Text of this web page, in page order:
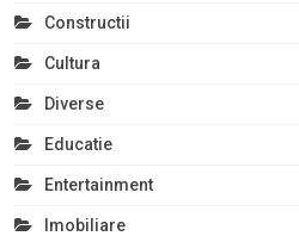
Constructii
Cultura
Diverse
Educatie
Entertainment
Imobiliare